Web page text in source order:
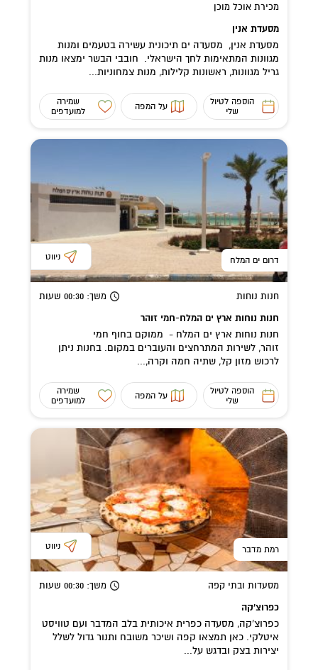
מכירת אוכל מוכן
מסעדת אנין
מסעדת אנין, מסעדה ים תיכונית עשירה בטעמים ומנות
מגוונות המתאימות לחך הישראלי. חובבי הבשר ימצאו מנות
גריל מגוונות, ראשונות קלילות, מנות צמחוניות...
הוספה לטיול
שלי
על המפה
שמירה
למועדפים
דרום ים המלח ניווט
חנות נוחות משך: 00:30 שעות
חנות נוחות ארץ ים המלח-חמי זוהר
חנות נוחות ארץ ים המלח - ממוקם בחוף חמי
זוהר, לשירות המתרחצים והעוברים במקום. בחנות ניתן
לרכוש מזון קל, שתיה חמה וקרה,...
הוספה לטיול
שלי
על המפה
שמירה
למועדפים
רמת מדבר ניווט
מסעדות ובתי קפה משך: 00:30 שעות
כפרוצ'קה
כפרוצ'קה, מסעדה כפרית איכותית בלב המדבר ועם טוויסט
איטלקי. כאן תמצאו קפה ושיכר משובח ותנור גדול לשלל
יצירות בצק ובדגש על...